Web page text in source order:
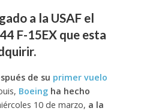
a la USAF el
F-15EX que esta
de su primer vuelo
Boeingha hecho
10 de marzo, a la